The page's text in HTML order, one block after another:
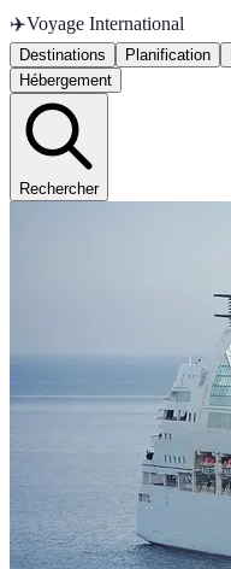
✈️Voyage International
Destinations Planification
Hébergement
Rechercher